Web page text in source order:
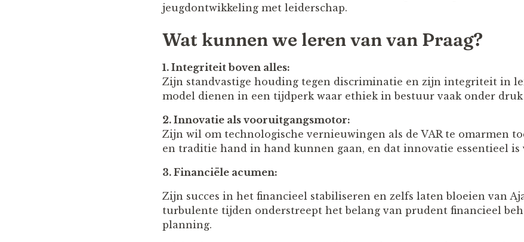
jeugdontwikkeling met leiderschap.
Wat kunnen we leren van van Praag?
1. Integriteit boven alles:
Zijn standvastige houding tegen discriminatie en zijn integriteit in
model dienen in een tijdperk waar ethiek in bestuur vaak onder druk
2. Innovatie als vooruitgangsmotor:
Zijn wil om technologische vernieuwingen als de VAR te omarmen
en traditie hand in hand kunnen gaan, en dat innovatie essentieel
3. Financiële acumen:
Zijn succes in het financieel stabiliseren en zelfs laten bloeien van
turbulente tijden onderstreept het belang van prudent financieel
planning.